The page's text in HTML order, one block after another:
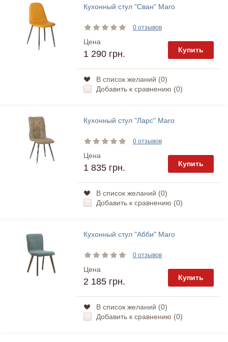
Кухонный стул "Сван" Maro
0 отзывов
Цена
1 290 грн. Купить
В список желаний (0)
Добавить к сравнению (0)
Кухонный стул "Ларс" Maro
0 отзывов
Цена
1 835 грн. Купить
В список желаний (0)
Добавить к сравнению (0)
Кухонный стул "Абби" Maro
0 отзывов
Цена
2 185 грн. Купить
В список желаний (0)
Добавить к сравнению (0)